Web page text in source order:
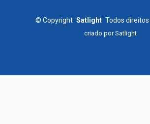
© Copyright Satlight Todos
criado porSatlight